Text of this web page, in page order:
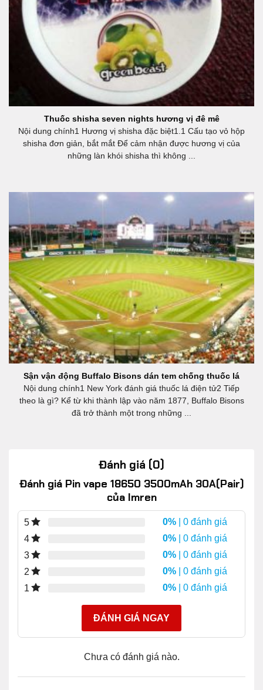
Thuốc shisha seven nights hương vị đê mê
Nội dung chính1 Hương vị shisha đặc biệt1.1 Cấu tạo vỏ hộp
shisha đơn giản, bắt mắt Để cảm nhận được hương vị của
những làn khói shisha thì không ...
Sận vận động Buffalo Bisons dán tem chống thuốc lá
Nội dung chính1 New York đánh giá thuốc lá điện tử2 Tiếp
theo là gì? Kể từ khi thành lập vào năm 1877, Buffalo Bisons
đã trở thành một trong những ...
Đánh giá (0)
Đánh giá Pin vape 18650 3500mAh 30A(Pair)
của Imren
5 0% | 0 đánh giá
4
0% | 0 đánh giá
3
0% | 0 đánh giá
2
0% | 0 đánh giá
1
0% | 0 đánh giá
ĐÁNH GIÁ NGAY
Chưa có đánh giá nào.